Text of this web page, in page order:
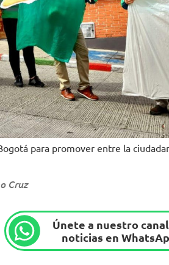
para promover entre la
Cruz
Únete a nuestro
noticias en